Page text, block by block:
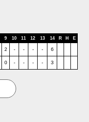
9 10 11 12 13 14 R H E
2 - - - - 6
0 - - - - 3